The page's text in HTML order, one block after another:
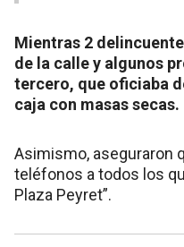
Mientras 2
de la calle y algunos
tercero, que oficiaba
caja con masas secas.
Asimismo, aseguraron
teléfonos a todos los
Plaza Peyret”.